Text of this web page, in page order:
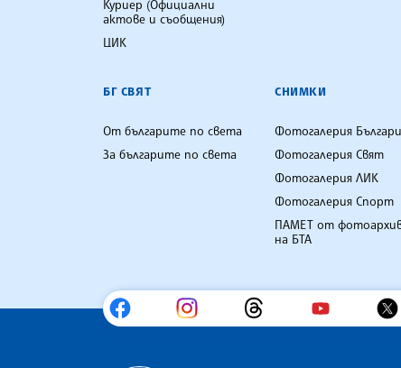
Куриер (Официални
актове и съобщения)
ЦИК
БГ СВЯТ
От българите по света
За българите по света
СНИМКИ
Фотогалерия
Фотогалерия Свят
Фотогалерия ЛИК
Фотогалерия Спорт
ПАМЕТ от
на БТА